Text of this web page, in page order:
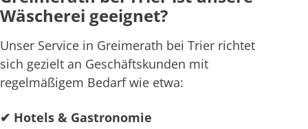
Wäscherei geeignet?
Unser Service in Greimerath bei Trier richtet
sich gezielt an Geschäftskunden mit
regelmäßigem Bedarf wie etwa:
✔ Hotels & Gastronomie